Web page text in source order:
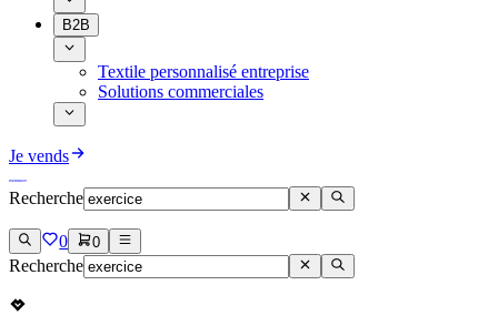
B2B
Textile personnalisé entreprise
Solutions commerciales
Je vends
Recherche
0 0
Recherche